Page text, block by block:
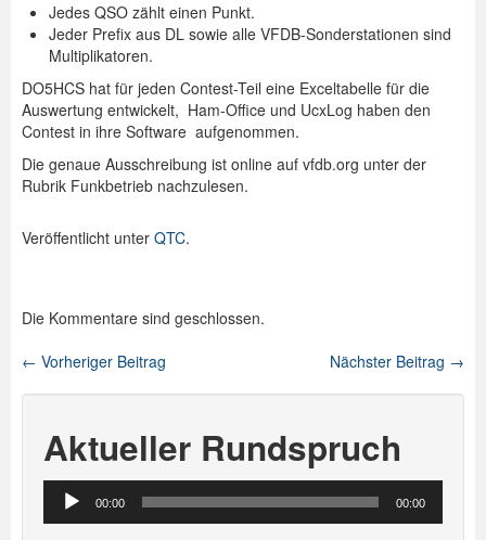
Login
Jedes QSO zählt einen Punkt.
Jeder Prefix aus DL sowie alle VFDB-Sonderstationen sind
Multiplikatoren.
DO5HCS hat für jeden Contest-Teil eine Exceltabelle für die
Auswertung entwickelt, Ham-Office und UcxLog haben den
Contest in ihre Software aufgenommen.
Die genaue Ausschreibung ist online auf vfdb.org unter der
Rubrik Funkbetrieb nachzulesen.
Veröffentlicht unter QTC.
Die Kommentare sind geschlossen.
Beitragsnavigation
Nächster Beitrag →
← Vorheriger Beitrag
Aktueller Rundspruch
Audio-
Player
00:00 00:00